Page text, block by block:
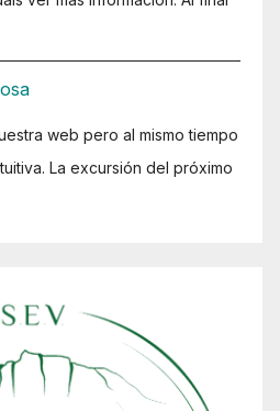
web pero al mismo tiempo
La excursión del próximo